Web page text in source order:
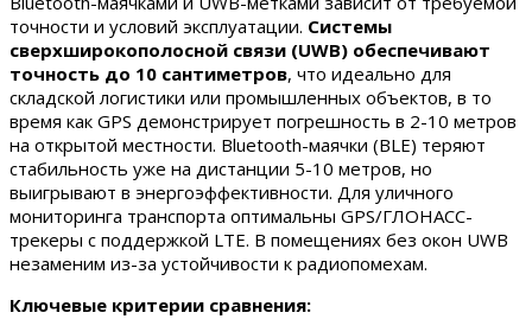
точности и условий эксплуатации. Системы
сверхширокополосной связи (UWB) обеспечивают
точность до 10 сантиметров, что идеально для
складской логистики или промышленных объектов, в то
время как GPS демонстрирует погрешность в 2-10 метров
на открытой местности. Bluetooth-маячки (BLE) теряют
стабильность уже на дистанции 5-10 метров, но
выигрывают в энергоэффективности. Для уличного
мониторинга транспорта оптимальны GPS/ГЛОНАСС-
трекеры с поддержкой LTE. В помещениях без окон UWB
незаменим из-за устойчивости к радиопомехам.
Ключевые критерии сравнения: